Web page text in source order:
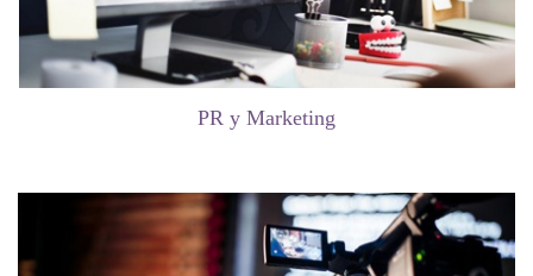
PR y Marketing